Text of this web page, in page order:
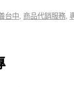
台中, 商品代銷服務,